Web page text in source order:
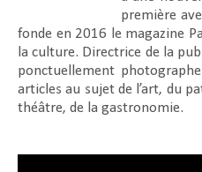
première
fonde en 2016 le magazine
la culture. Directrice de la
ponctuellement
articles au sujet de l’art, du
théâtre, de la gastronomie.